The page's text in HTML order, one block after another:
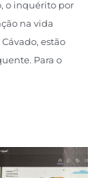
o inquérito por
na vida
estão
Para o